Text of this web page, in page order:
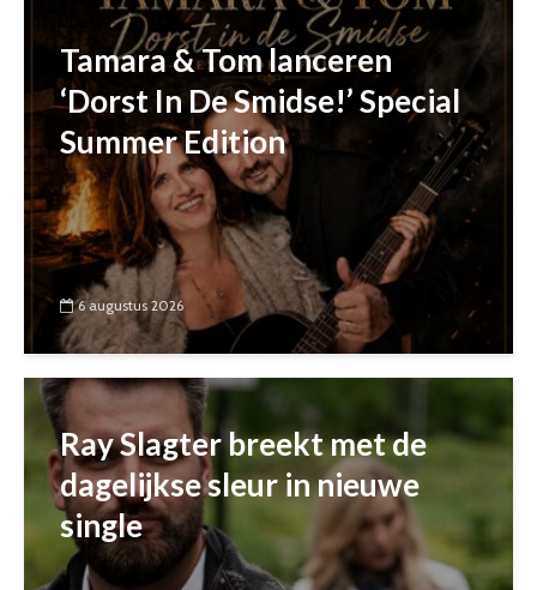
Tamara & Tom lanceren
‘Dorst In De Smidse!’ Special
Summer Edition
6 augustus 2026
Ray Slagter breekt met de
dagelijkse sleur in nieuwe
single